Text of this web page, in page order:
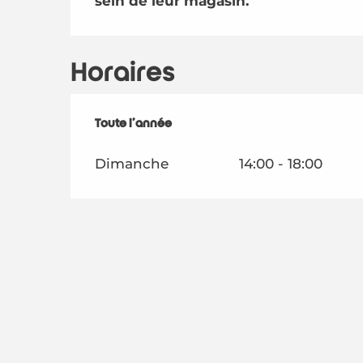
Horaires
Toute l'année
Toute l'année
Dimanche 14:00 - 18:00